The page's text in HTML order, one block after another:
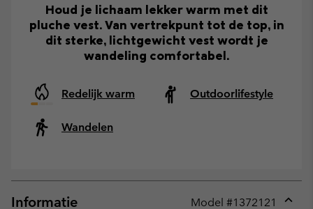
Houd je lichaam lekker warm met dit
pluche vest. Van vertrekpunt tot de top, in
dit sterke, lichtgewicht vest wordt je
wandeling comfortabel.
Redelijk warm Outdoorlifestyle
Wandelen
Informatie Model #1372121